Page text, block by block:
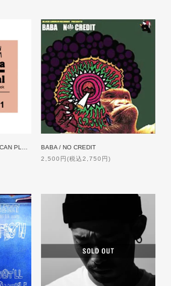
BABA / NO CREDIT
2,500円(税込2,750円)